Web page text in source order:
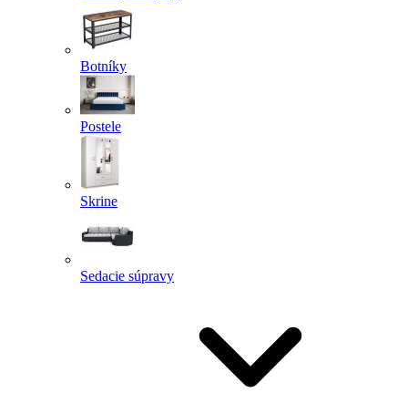
Botníky
Postele
Skrine
Sedacie súpravy